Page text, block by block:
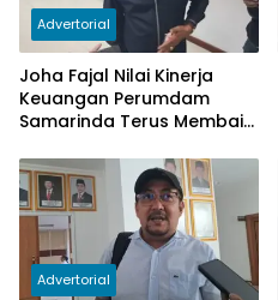
Advertorial
Joha Fajal Nilai Kinerja
Keuangan Perumdam
Samarinda Terus Membaik,
Subsidi Berkurang
Advertorial